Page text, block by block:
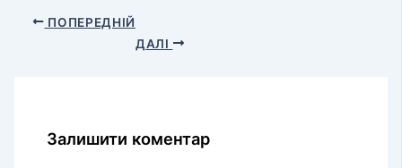
ПОПЕРЕДНІЙ
ДАЛІ
Залишити коментар